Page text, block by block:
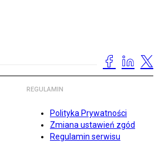
REGULAMIN
Polityka Prywatności
Zmiana ustawień zgód
Regulamin serwisu